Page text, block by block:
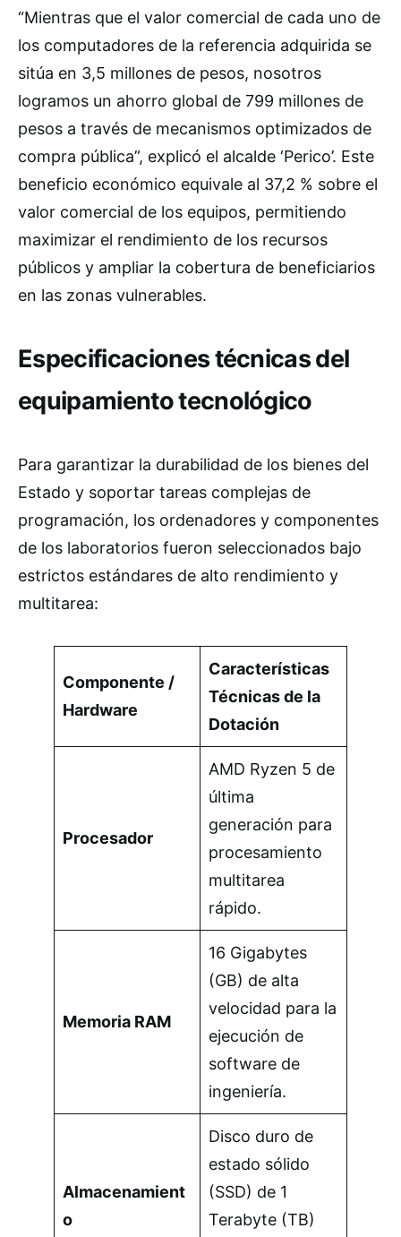
“Mientras que el valor comercial de cada uno de
los computadores de la referencia adquirida se
sitúa en 3,5 millones de pesos, nosotros
logramos un ahorro global de 799 millones de
pesos a través de mecanismos optimizados de
compra pública”, explicó el alcalde ‘Perico’. Este
beneficio económico equivale al 37,2 % sobre el
valor comercial de los equipos, permitiendo
maximizar el rendimiento de los recursos
públicos y ampliar la cobertura de beneficiarios
en las zonas vulnerables.
Especificaciones técnicas del
equipamiento tecnológico
Para garantizar la durabilidad de los bienes del
Estado y soportar tareas complejas de
programación, los ordenadores y componentes
de los laboratorios fueron seleccionados bajo
estrictos estándares de alto rendimiento y
multitarea:
Componente /
Hardware
Características
Técnicas de la
Dotación
Procesador
AMD Ryzen 5 de
última
generación para
procesamiento
multitarea
rápido.
Memoria RAM
16 Gigabytes
(GB) de alta
velocidad para la
ejecución de
software de
ingeniería.
Almacenamient
o
Disco duro de
estado sólido
(SSD) de 1
Terabyte (TB)